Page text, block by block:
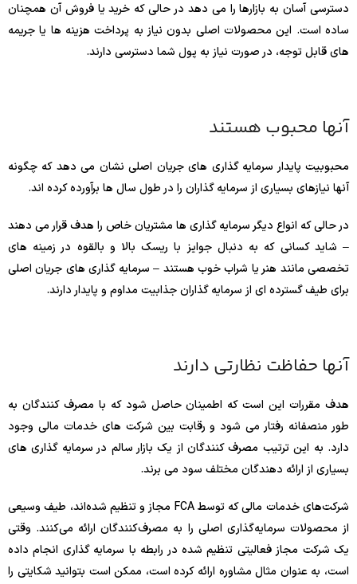
دسترسی آسان به بازارها را می دهد در حالی که خرید یا فروش آن همچنان
ساده است. این محصولات اصلی بدون نیاز به پرداخت هزینه ها یا جریمه
های قابل توجه، در صورت نیاز به پول شما دسترسی دارند.
آنها محبوب هستند
محبوبیت پایدار سرمایه گذاری های جریان اصلی نشان می دهد که چگونه
آنها نیازهای بسیاری از سرمایه گذاران را در طول سال ها برآورده کرده اند.
در حالی که انواع دیگر سرمایه گذاری ها مشتریان خاص را هدف قرار می دهند
– شاید کسانی که به دنبال جوایز با ریسک بالا و بالقوه در زمینه های
تخصصی مانند هنر یا شراب خوب هستند – سرمایه گذاری های جریان اصلی
برای طیف گسترده ای از سرمایه گذاران جذابیت مداوم و پایدار دارند.
آنها حفاظت نظارتی دارند
هدف مقررات این است که اطمینان حاصل شود که با مصرف کنندگان به
طور منصفانه رفتار می شود و رقابت بین شرکت های خدمات مالی وجود
دارد. به این ترتیب مصرف کنندگان از یک بازار سالم در سرمایه گذاری های
بسیاری از ارائه دهندگان مختلف سود می برند.
شرکت‌های خدمات مالی که توسط FCA مجاز و تنظیم شده‌اند، طیف وسیعی
از محصولات سرمایه‌گذاری اصلی را به مصرف‌کنندگان ارائه می‌کنند. وقتی
یک شرکت مجاز فعالیتی تنظیم شده در رابطه با سرمایه گذاری انجام داده
است، به عنوان مثال مشاوره ارائه کرده است، ممکن است بتوانید شکایتی را